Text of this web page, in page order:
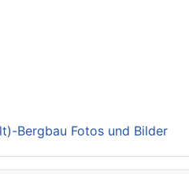
Bergbau Fotos und Bilder